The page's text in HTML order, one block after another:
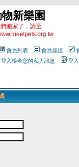
新樂園
搬家了，請至
會員列表 會員群組
登入檢查您的私人訊息 登入